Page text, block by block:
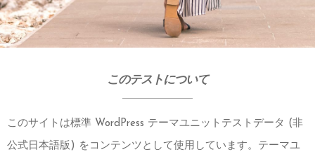
このテストについて
このサイトは標準 WordPress テーマユニットテストデータ (非
公式日本語版) をコンテンツとして使用しています。テーマユ